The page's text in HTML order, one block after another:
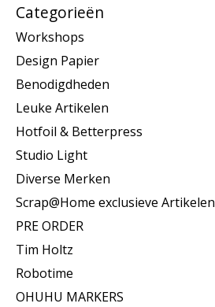
Categorieën
Workshops
Design Papier
Benodigdheden
Leuke Artikelen
Hotfoil & Betterpress
Studio Light
Diverse Merken
Scrap@Home exclusieve Artikelen
PRE ORDER
Tim Holtz
Robotime
OHUHU MARKERS